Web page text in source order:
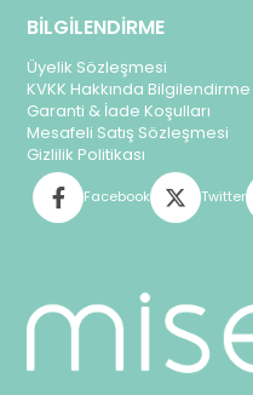
BİLGİLENDİRME
Üyelik Sözleşmesi
KVKK Hakkında Bilgilendirme
Garanti & İade Koşulları
Mesafeli Satış Sözleşmesi
Gizlilik Politikası
Facebook Twitter